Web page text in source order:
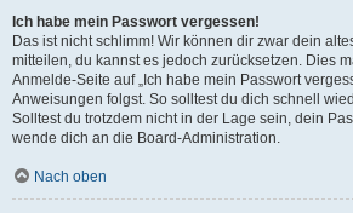
Ich habe mein Passwort vergessen!
Das ist nicht schlimm! Wir können dir zwar dein
mitteilen, du kannst es jedoch zurücksetzen. Dies
Anmelde-Seite auf „Ich habe mein Passwort
Anweisungen folgst. So solltest du dich schnell
Solltest du trotzdem nicht in der Lage sein, dein
wende dich an die Board-Administration.
Nach oben